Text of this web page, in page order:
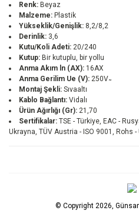
Renk: Beyaz
Malzeme: Plastik
Yükseklik/Genişlik: 8,2/8,2
Derinlik: 3,6
Kutu/Koli Adeti: 20/240
Kutup: Bir kutuplu, bir yollu
Anma Akım ln (AX): 16AX
Anma Gerilim Ue (V): 250V ̴
Montaj Şekli: Sıvaaltı
Kablo Bağlantı: Vidalı
Ürün Ağırlığı (Gr): 21,70
Sertifikalar: TSE - Türkiye, EAC -
Ukrayna, TÜV Austria - ISO 9001, Rohs -
© Copyright 2026,